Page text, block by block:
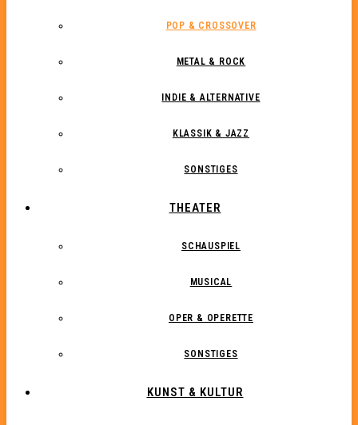
POP & CROSSOVER
METAL & ROCK
INDIE & ALTERNATIVE
KLASSIK & JAZZ
SONSTIGES
THEATER
SCHAUSPIEL
MUSICAL
OPER & OPERETTE
SONSTIGES
KUNST & KULTUR